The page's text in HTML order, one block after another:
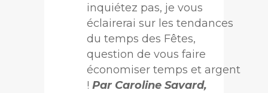
inquiétez pas, je vous
éclairerai sur les tendances
du temps des Fêtes,
question de vous faire
économiser temps et argent
! Par Caroline Savard,